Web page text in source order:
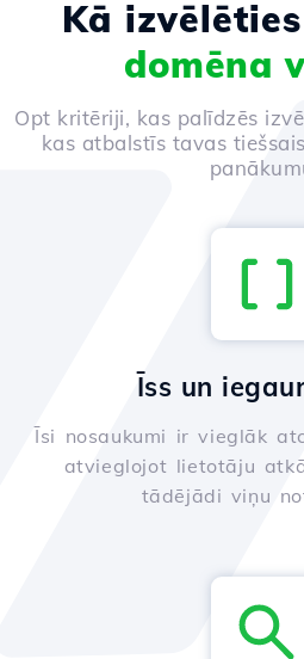
Kā izvēlēties
domēna
Opt kritēriji, kas palīdzēs
kas atbalstīs tavas
Īss un
Īsi nosaukumi ir vieglāk
atvieglojot lietotāju
tādējādi viņu